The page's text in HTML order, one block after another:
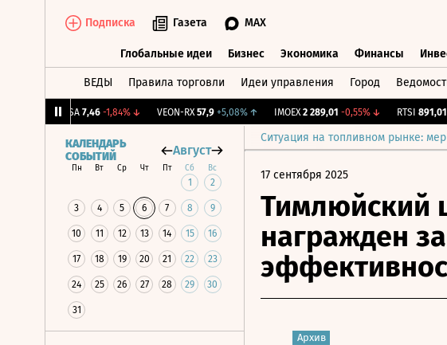
Подписка Газета MAX
Глобальные идеи Бизнес Экономика Финансы
ВЕДЫ Правила торговли Идеи управления Город
7,46 -1,84%↓ VEON-RX 57,9 +5,08%↑ IMOEX 2 289,01 -0,55%↓ RTSI 891,01 -
Ситуация на топливном рынке:
КАЛЕНДАРЬ
СОБЫТИЙ
Август
Пн Вт Ср Чт Пт Сб Вс
1 2
3 4 5 6 7 8 9
10 11 12 13 14 15 16
17 18 19 20 21 22 23
24 25 26 27 28 29 30
31
17 сентября 2025
Тимлюйский
награжден
Архив